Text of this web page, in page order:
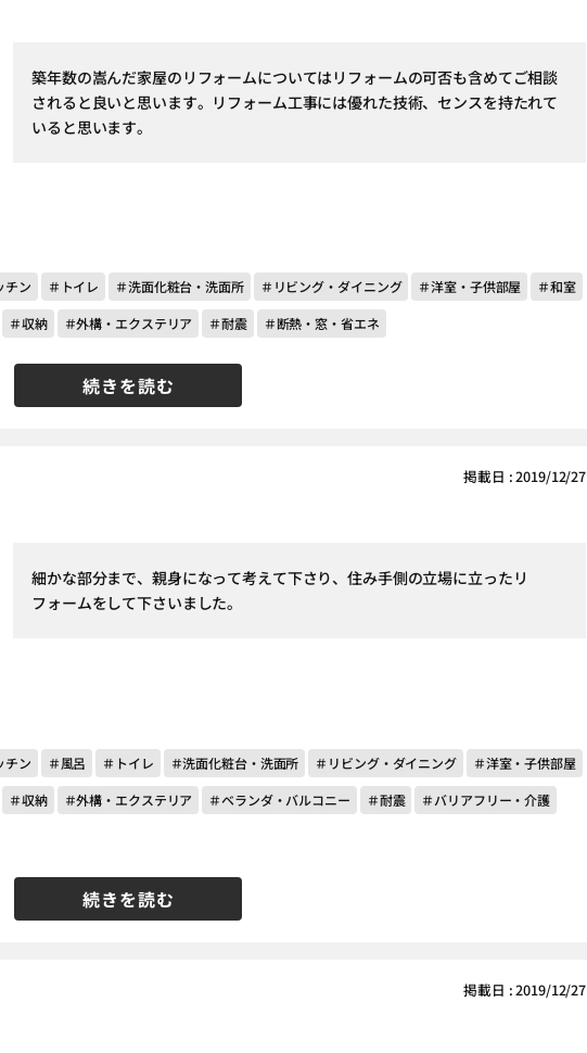
築年数の嵩んだ家屋のリフォームについてはリフォームの可否も含めてご相談
されると良いと思います。リフォーム工事には優れた技術、センスを持たれて
いると思います。
続きを読む
チン ＃トイレ ＃洗面化粧台・洗面所 ＃リビング・ダイニング ＃洋室・子供部屋
＃和室
＃収納 ＃外構・エクステリア ＃耐震 ＃断熱・窓・省エネ
掲載日 : 2019/12/27
細かな部分まで、親身になって考えて下さり、住み手側の立場に立ったリ
フォームをして下さいました。
続きを読む
チン ＃風呂 ＃トイレ ＃洗面化粧台・洗面所 ＃リビング・ダイニング
＃洋室・子供部屋
＃収納 ＃外構・エクステリア ＃ベランダ・バルコニー ＃耐震
＃バリアフリー・介護
掲載日 : 2019/12/27